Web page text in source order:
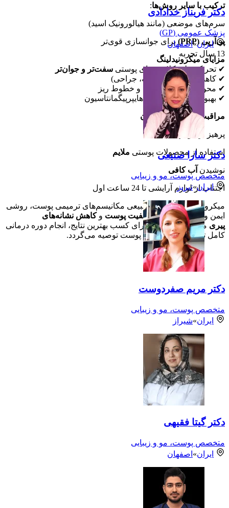
ترکیب با سایر روش‌ها:
سرم‌های موضعی (مانند هیالورونیک اسید)
پی‌آرپی (PRP) برای جوانسازی قوی‌تر
مزایای میکرونیدلینگ
✔ تحریک تولید کلاژن برای پوستی سفت‌تر و جوان‌تر
✔ کاهش
جوشگاه‌ها
(آکنه، جراحی)
✔ محو شدنچین‌وچروک
و خطوط ریز
✔ بهبود
لک‌های پوستی و هایپرپیگمانتاسیون
مراقبت‌های پس از درمان
پرهیز از مواجهه با آفتاب
استفاده از محصولات پوستی ملایم
نوشیدن آب کافی
اجتناب از لوازم آرایشی تا 24 ساعت اول
میکرونیدلینگ با تحریک طبیعی مکانیسم‌های ترمیمی پوست، روشی
ایمن و مؤثر برایبهبود کیفیت پوست وکاهش نشانه‌های
پیری محسوب می‌شود. برای کسب بهترین نتایج، انجام دوره درمانی
کامل تحت نظر متخصص پوست توصیه می‌گردد.
دکتر فریناز خدادادی
پزشک عمومی (GP)
ایران»اصفهان
13سال تجربه
دکتر سارا صنیعی
متخصص پوست، مو و زیبایی
ایران»تبریز
دکتر مریم صفردوست
متخصص پوست، مو و زیبایی
ایران»شیراز
دکتر گیتا فقیهی
متخصص پوست، مو و زیبایی
ایران» اصفهان